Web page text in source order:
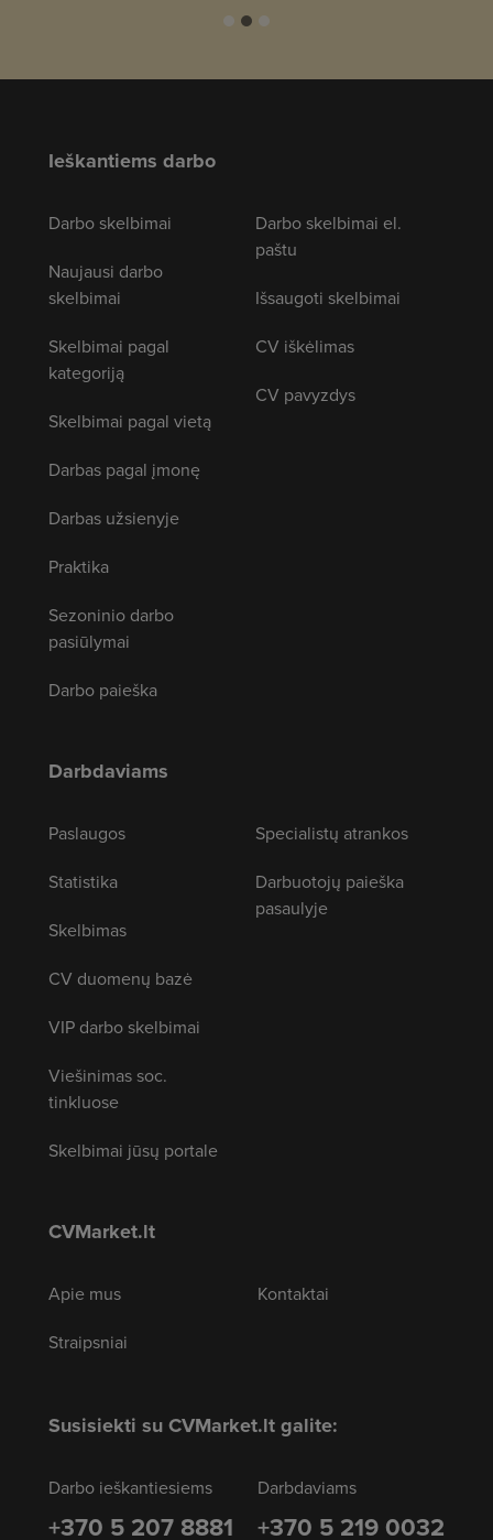
Ieškantiems darbo
Darbo skelbimai
Naujausi darbo
skelbimai
Skelbimai pagal
kategoriją
Skelbimai pagal vietą
Darbas pagal įmonę
Darbas užsienyje
Praktika
Sezoninio darbo
pasiūlymai
Darbo paieška
Darbo skelbimai el.
paštu
Išsaugoti skelbimai
CV iškėlimas
CV pavyzdys
Darbdaviams
Paslaugos
Statistika
Skelbimas
CV duomenų bazė
VIP darbo skelbimai
Viešinimas soc.
tinkluose
Skelbimai jūsų portale
Specialistų atrankos
Darbuotojų paieška
pasaulyje
CVMarket.lt
Apie mus
Straipsniai
Kontaktai
Susisiekti su CVMarket.lt galite:
Darbo ieškantiesiems
+370 5 207 8881
Darbdaviams
+370 5 219 0032